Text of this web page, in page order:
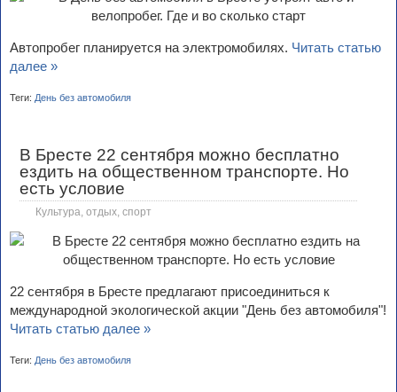
Автопробег планируется на электромобилях. Читать статью
далее »
Теги: День без автомобиля
В Бресте 22 сентября можно бесплатно
ездить на общественном транспорте. Но
есть условие
Культура, отдых, спорт
22 сентября в Бресте предлагают присоединиться к
международной экологической акции "День без автомобиля"!
Читать статью далее »
Теги: День без автомобиля